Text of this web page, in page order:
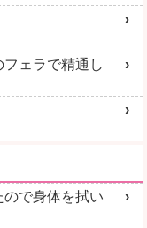
ェラで精通し
で身体を拭い